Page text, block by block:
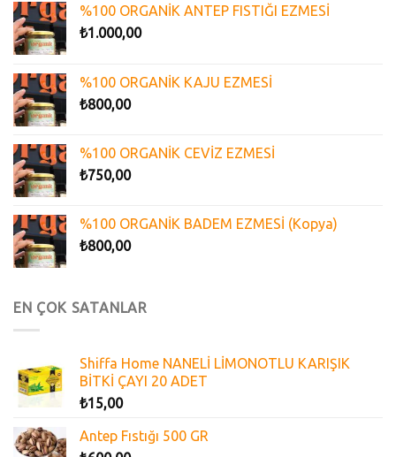
%100 ORGANİK ANTEP FISTIĞI EZMESİ
₺1.000,00
%100 ORGANİK KAJU EZMESİ
₺800,00
%100 ORGANİK CEVİZ EZMESİ
₺750,00
%100 ORGANİK BADEM EZMESİ (Kopya)
₺800,00
EN ÇOK SATANLAR
Shiffa Home NANELİ LİMONOTLU KARIŞIK
BİTKİ ÇAYI 20 ADET
₺15,00
Antep Fıstığı 500 GR